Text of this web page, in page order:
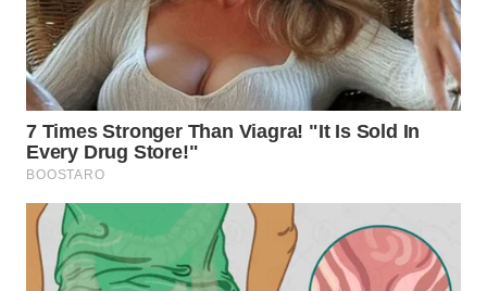
SERDANG
WN
TEBING
TINGGI
WN
WN
KARAWANG